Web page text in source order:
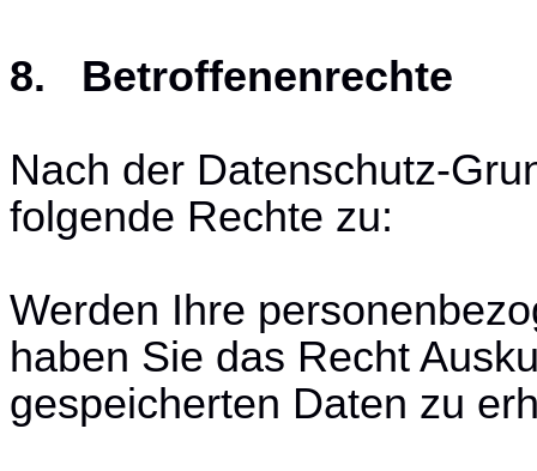
8. Betroffenenrechte
Nach der Datenschutz-
folgende Rechte zu:
Werden Ihre
haben Sie das Recht
gespeicherten Daten zu